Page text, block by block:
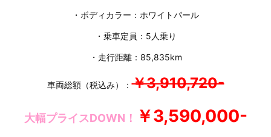
・ボディカラー：ホワイトパール
・乗車定員：5人乗り
・走行距離：85,835km
車両総額（税込み）：￥3,910,720-
大幅プライスDOWN！ ￥3,590,000-